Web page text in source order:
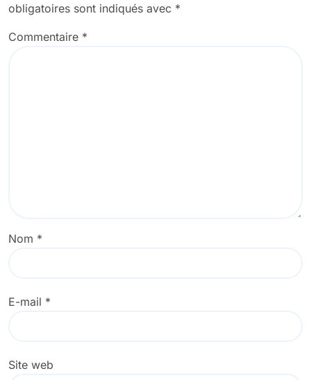
obligatoires sont indiqués avec *
Commentaire *
Nom *
E-mail *
Site web